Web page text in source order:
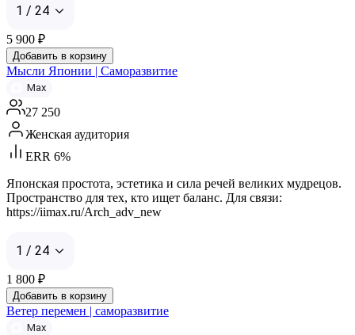
1 / 24
5 900 ₽
Добавить в корзину
Мысли Японии | Саморазвитие
Max
27 250
Женская аудитория
ERR 6%
Японская простота, эстетика и сила речей великих мудрецов.
Пространство для тех, кто ищет баланс. Для связи:
https://iimax.ru/Arch_adv_new
1 / 24
1 800 ₽
Добавить в корзину
Ветер перемен | саморазвитие
Max